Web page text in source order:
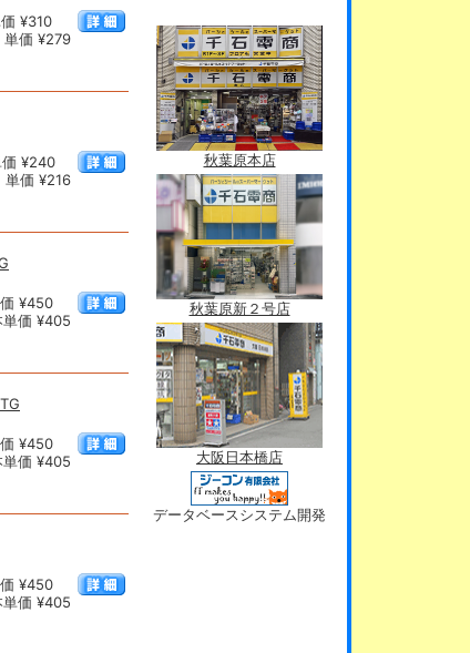
価 ¥310
単価 ¥279
価 ¥240
単価 ¥216
価 ¥450
単価 ¥405
価 ¥450
単価 ¥405
価 ¥450
単価 ¥405
秋葉原本店
秋葉原新２号店
大阪日本橋店
データベースシステム開発